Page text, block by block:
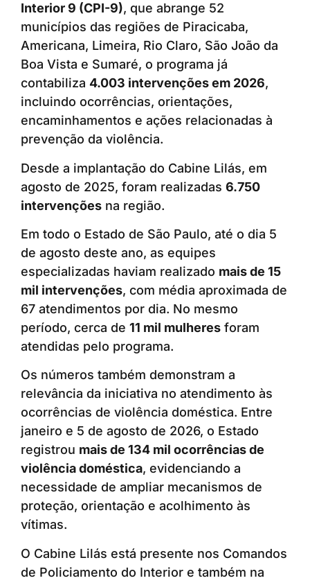
Interior 9 (CPI-9), que abrange 52
municípios das regiões de Piracicaba,
Americana, Limeira, Rio Claro, São João da
Boa Vista e Sumaré, o programa já
contabiliza 4.003 intervenções em 2026,
incluindo ocorrências, orientações,
encaminhamentos e ações relacionadas à
prevenção da violência.
Desde a implantação do Cabine Lilás, em
agosto de 2025, foram realizadas 6.750
intervenções na região.
Em todo o Estado de São Paulo, até o dia 5
de agosto deste ano, as equipes
especializadas haviam realizado mais de 15
mil intervenções, com média aproximada de
67 atendimentos por dia. No mesmo
período, cerca de 11 mil mulheres foram
atendidas pelo programa.
Os números também demonstram a
relevância da iniciativa no atendimento às
ocorrências de violência doméstica. Entre
janeiro e 5 de agosto de 2026, o Estado
registrou mais de 134 mil ocorrências de
violência doméstica, evidenciando a
necessidade de ampliar mecanismos de
proteção, orientação e acolhimento às
vítimas.
O Cabine Lilás está presente nos Comandos
de Policiamento do Interior e também na